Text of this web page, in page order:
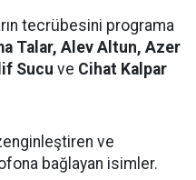
tecrübesini programa
Talar, Alev Altun, Azer
Sucu ve Cihat Kalpar
ve
bağlayan isimler.